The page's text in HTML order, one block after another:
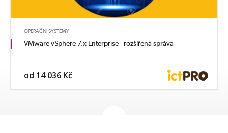
OPERAČNÍ SYSTÉMY
VMware vSphere 7.x Enterprise - rozšířená správa
od 14 036 Kč